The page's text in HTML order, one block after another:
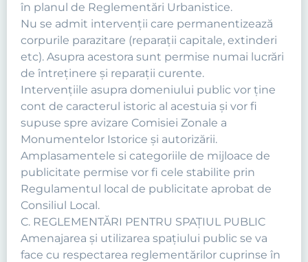
în planul de Reglementări Urbanistice.
Nu se admit intervenţii care permanentizează
corpurile parazitare (reparaţii capitale, extinderi
etc). Asupra acestora sunt permise numai lucrări
de întreţinere şi reparaţii curente.
Intervenţiile asupra domeniului public vor ţine
cont de caracterul istoric al acestuia şi vor fi
supuse spre avizare Comisiei Zonale a
Monumentelor Istorice şi autorizării.
Amplasamentele si categoriile de mijloace de
publicitate permise vor fi cele stabilite prin
Regulamentul local de publicitate aprobat de
Consiliul Local.
C. REGLEMENTĂRI PENTRU SPAȚIUL PUBLIC
Amenajarea şi utilizarea spaţiului public se va
face cu respectarea reglementărilor cuprinse în